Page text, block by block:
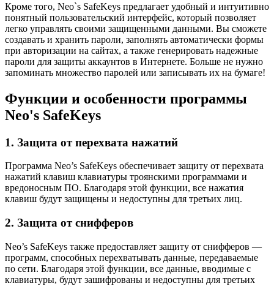
Кроме того, Neo`s SafeKeys предлагает удобный и интуитивно
понятный пользовательский интерфейс, который позволяет
легко управлять своими защищенными данными. Вы сможете
создавать и хранить пароли, заполнять автоматически формы
при авторизации на сайтах, а также генерировать надежные
пароли для защиты аккаунтов в Интернете. Больше не нужно
запоминать множество паролей или записывать их на бумаге!
Функции и особенности программы
Neo's SafeKeys
1. Защита от перехвата нажатий
Программа Neo’s SafeKeys обеспечивает защиту от перехвата
нажатий клавиш клавиатуры троянскими программами и
вредоносным ПО. Благодаря этой функции, все нажатия
клавиш будут защищены и недоступны для третьих лиц.
2. Защита от снифферов
Neo’s SafeKeys также предоставляет защиту от снифферов —
программ, способных перехватывать данные, передаваемые
по сети. Благодаря этой функции, все данные, вводимые с
клавиатуры, будут зашифрованы и недоступны для третьих